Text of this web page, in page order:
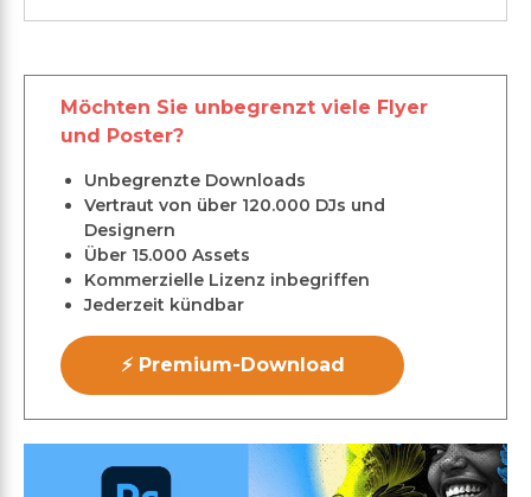
Möchten Sie unbegrenzt viele Flyer
und Poster?
Unbegrenzte Downloads
Vertraut von über 120.000 DJs und
Designern
Über 15.000 Assets
Kommerzielle Lizenz inbegriffen
Jederzeit kündbar
⚡ Premium-Download